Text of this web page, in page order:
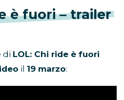
è fuori – trailer
di LOL: Chi ride è fuori
il 19 marzo: